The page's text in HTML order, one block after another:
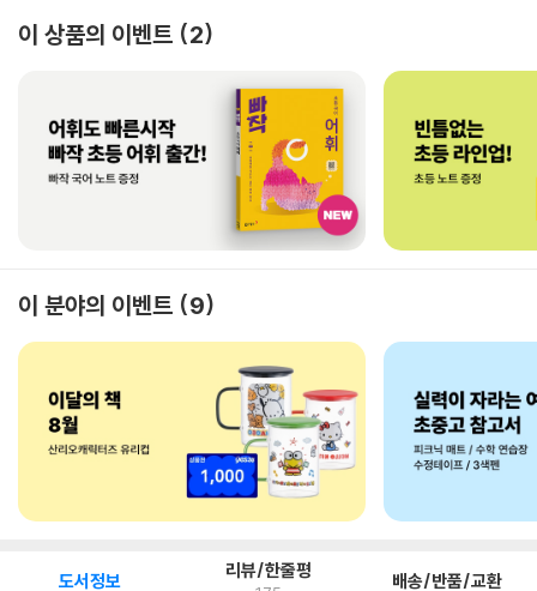
이 상품의 이벤트 2
이 분야의 이벤트 9
도서정보 리뷰/한줄평 배송/반품/교환